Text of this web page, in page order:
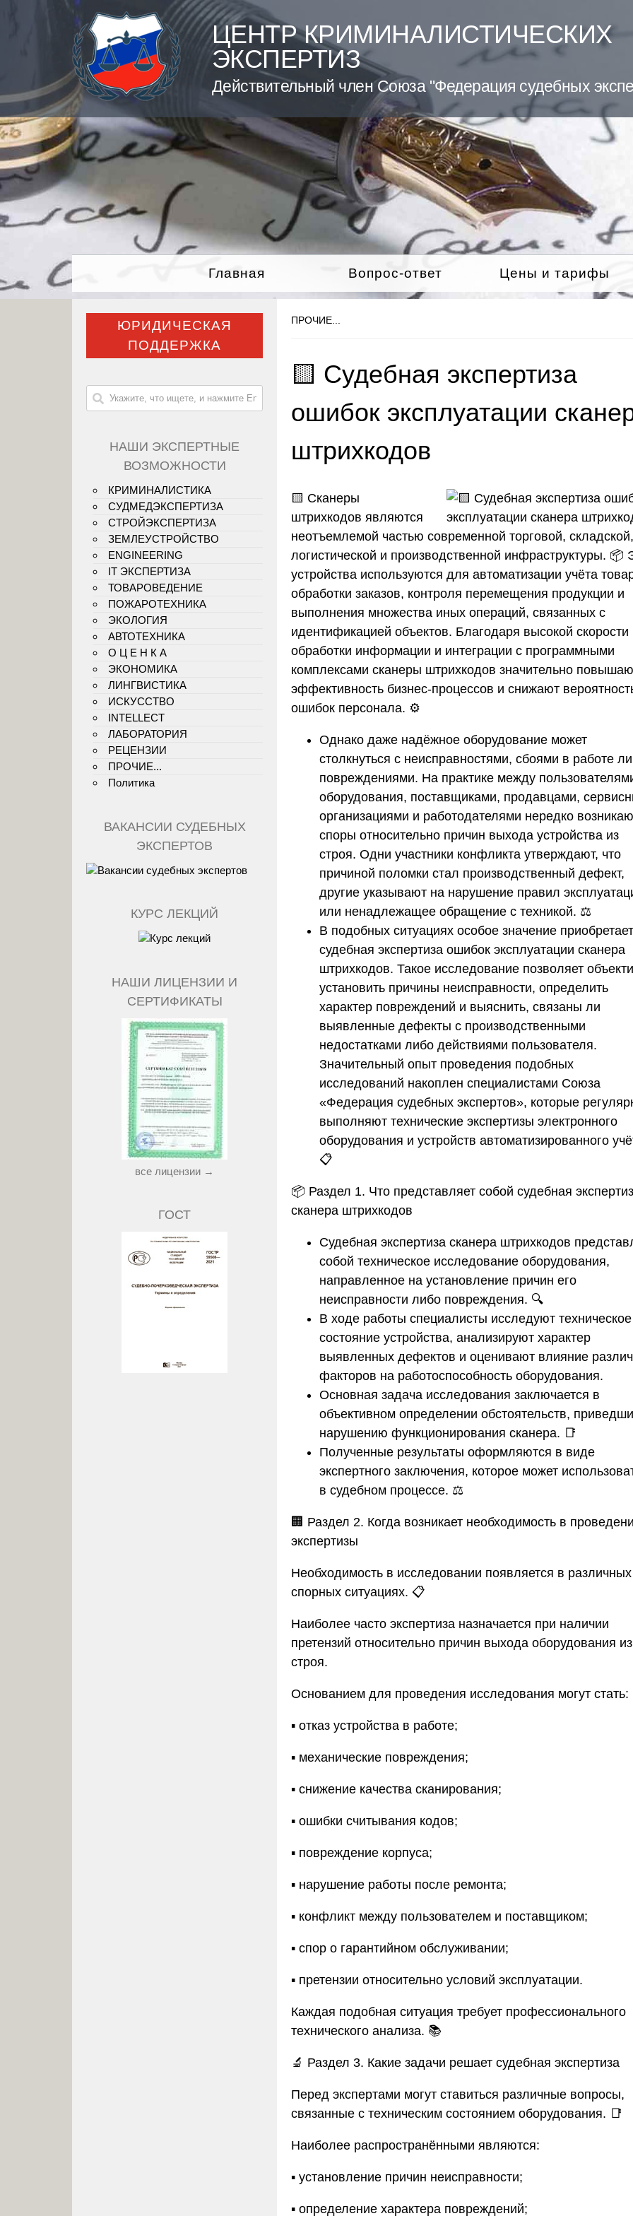
ЦЕНТР КРИМИНАЛИСТИЧЕСКИХ
ЭКСПЕРТИЗ
Действительный член Союза "Федерация судебных
Главная Вопрос-ответ Цены и тарифы
ПРОЧИЕ...
🟨 Судебная экспертиза
ошибок эксплуатации
штрихкодов
🟨 Сканеры
штрихкодов являются
неотъемлемой частью современной торговой, складской,
логистической и производственной инфраструктуры. 📦
устройства используются для автоматизации учёта
обработки заказов, контроля перемещения продукции и
выполнения множества иных операций, связанных с
идентификацией объектов. Благодаря высокой скорости
обработки информации и интеграции с программными
комплексами сканеры штрихкодов значительно
эффективность бизнес-процессов и снижают
ошибок персонала. ⚙️
Однако даже надёжное оборудование может
столкнуться с неисправностями, сбоями в работе
повреждениями. На практике между
оборудования, поставщиками, продавцами,
организациями и работодателями нередко
споры относительно причин выхода устройства из
строя. Одни участники конфликта утверждают, что
причиной поломки стал производственный дефект,
другие указывают на нарушение правил
или ненадлежащее обращение с техникой. ⚖️
В подобных ситуациях особое значение приобретает
судебная экспертиза ошибок эксплуатации сканера
штрихкодов. Такое исследование позволяет
установить причины неисправности, определить
характер повреждений и выяснить, связаны ли
выявленные дефекты с производственными
недостатками либо действиями пользователя.
Значительный опыт проведения подобных
исследований накоплен специалистами Союза
«Федерация судебных экспертов», которые
выполняют технические экспертизы электронного
оборудования и устройств автоматизированного
📋
📦 Раздел 1. Что представляет собой судебная
сканера штрихкодов
Судебная экспертиза сканера штрихкодов
собой техническое исследование оборудования,
направленное на установление причин его
неисправности либо повреждения. 🔍
В ходе работы специалисты исследуют техническое
состояние устройства, анализируют характер
выявленных дефектов и оценивают влияние
факторов на работоспособность оборудования.
Основная задача исследования заключается в
объективном определении обстоятельств,
нарушению функционирования сканера. 📑
Полученные результаты оформляются в виде
экспертного заключения, которое может
в судебном процессе. ⚖️
🏢 Раздел 2. Когда возникает необходимость в
экспертизы
Необходимость в исследовании появляется в различных
спорных ситуациях. 📋
Наиболее часто экспертиза назначается при наличии
претензий относительно причин выхода оборудования из
строя.
Основанием для проведения исследования могут стать:
▪️ отказ устройства в работе;
▪️ механические повреждения;
▪️ снижение качества сканирования;
▪️ ошибки считывания кодов;
▪️ повреждение корпуса;
▪️ нарушение работы после ремонта;
▪️ конфликт между пользователем и поставщиком;
▪️ спор о гарантийном обслуживании;
▪️ претензии относительно условий эксплуатации.
Каждая подобная ситуация требует профессионального
технического анализа. 📚
🔬 Раздел 3. Какие задачи решает судебная экспертиза
Перед экспертами могут ставиться различные вопросы,
связанные с техническим состоянием оборудования. 📑
Наиболее распространёнными являются:
▪️ установление причин неисправности;
▪️ определение характера повреждений;
ЮРИДИЧЕСКАЯ
ПОДДЕРЖКА
НАШИ ЭКСПЕРТНЫЕ
ВОЗМОЖНОСТИ
КРИМИНАЛИСТИКА
СУДМЕДЭКСПЕРТИЗА
СТРОЙЭКСПЕРТИЗА
ЗЕМЛЕУСТРОЙСТВО
ENGINEERING
IT ЭКСПЕРТИЗА
ТОВАРОВЕДЕНИЕ
ПОЖАРОТЕХНИКА
ЭКОЛОГИЯ
АВТОТЕХНИКА
О Ц Е Н К А
ЭКОНОМИКА
ЛИНГВИСТИКА
ИСКУССТВО
INTELLECT
ЛАБОРАТОРИЯ
РЕЦЕНЗИИ
ПРОЧИЕ...
Политика
ВАКАНСИИ СУДЕБНЫХ
ЭКСПЕРТОВ
КУРС ЛЕКЦИЙ
НАШИ ЛИЦЕНЗИИ И
СЕРТИФИКАТЫ
все лицензии →
ГОСТ